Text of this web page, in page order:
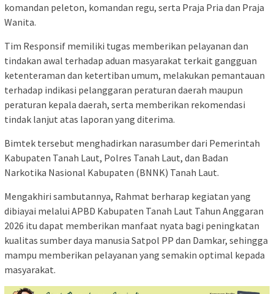
komandan peleton, komandan regu, serta Praja Pria dan Praja
Wanita.
Tim Responsif memiliki tugas memberikan pelayanan dan
tindakan awal terhadap aduan masyarakat terkait gangguan
ketenteraman dan ketertiban umum, melakukan pemantauan
terhadap indikasi pelanggaran peraturan daerah maupun
peraturan kepala daerah, serta memberikan rekomendasi
tindak lanjut atas laporan yang diterima.
Bimtek tersebut menghadirkan narasumber dari Pemerintah
Kabupaten Tanah Laut, Polres Tanah Laut, dan Badan
Narkotika Nasional Kabupaten (BNNK) Tanah Laut.
Mengakhiri sambutannya, Rahmat berharap kegiatan yang
dibiayai melalui APBD Kabupaten Tanah Laut Tahun Anggaran
2026 itu dapat memberikan manfaat nyata bagi peningkatan
kualitas sumber daya manusia Satpol PP dan Damkar, sehingga
mampu memberikan pelayanan yang semakin optimal kepada
masyarakat.